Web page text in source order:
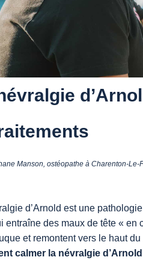
Manson, ostéopathe à Charenton-Le-
d’Arnold est une
entraîne des maux de tête «
et remontent vers le haut
calmer la névralgie d’Arnold